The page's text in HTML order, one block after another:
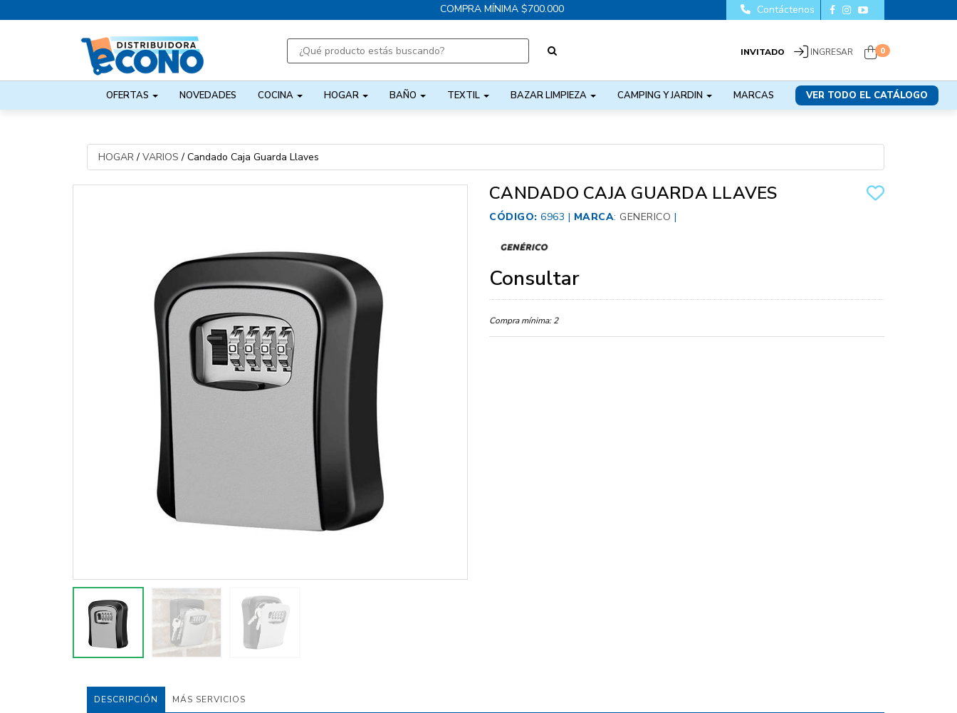
COMPRA MÍNIMA $700.000
INVITADO INGRESAR 0
OFERTAS NOVEDADES COCINA HOGAR BAÑO TEXTIL BAZAR LIMPIEZA CAMPING Y JARDIN MARCAS VER TODO EL CATÁLOGO
Contáctenos
HOGAR/ VARIOS / Candado Caja Guarda Llaves
CANDADO CAJA GUARDA LLAVES
CÓDIGO: 6963 | MARCA: GENERICO |
Consultar
Compra mínima: 2
DESCRIPCIÓN MÁS SERVICIOS